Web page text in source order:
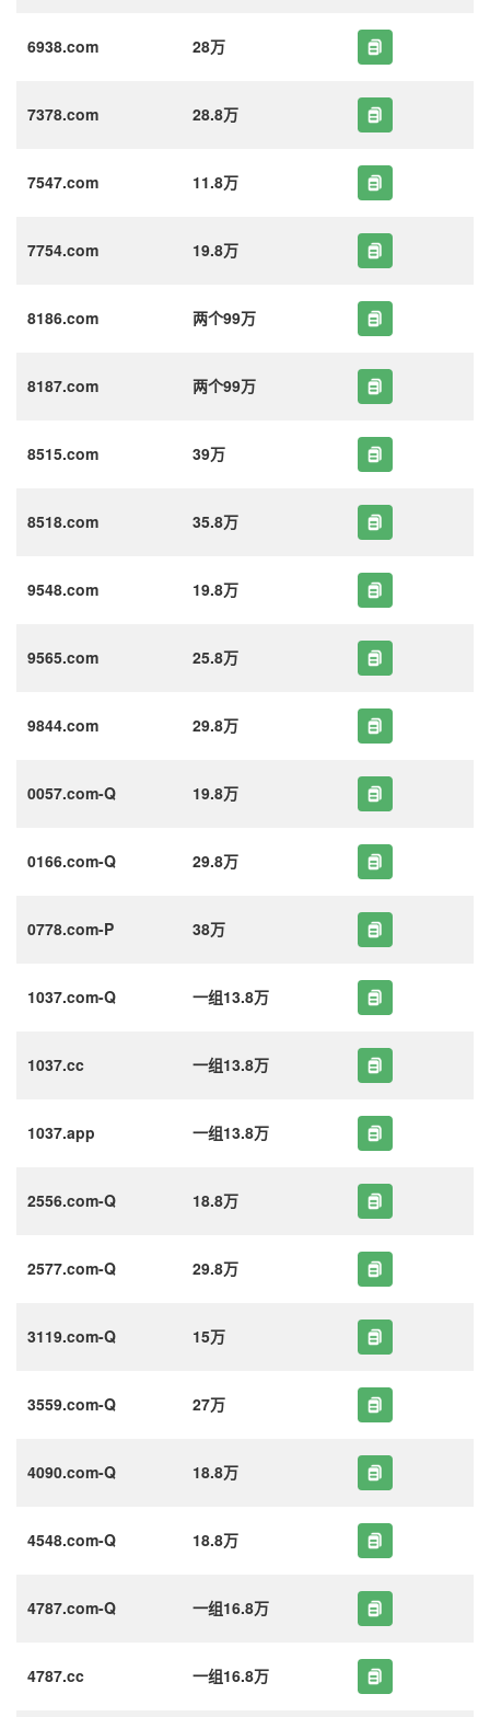
6938.com 28万
7378.com 28.8万
7547.com 11.8万
7754.com 19.8万
8186.com 两个99万
8187.com 两个99万
8515.com 39万
8518.com 35.8万
9548.com 19.8万
9565.com 25.8万
9844.com 29.8万
0057.com-Q 19.8万
0166.com-Q 29.8万
0778.com-P 38万
1037.com-Q 一组13.8万
1037.cc 一组13.8万
1037.app 一组13.8万
2556.com-Q 18.8万
2577.com-Q 29.8万
3119.com-Q 15万
3559.com-Q 27万
4090.com-Q 18.8万
4548.com-Q 18.8万
4787.com-Q 一组16.8万
4787.cc 一组16.8万